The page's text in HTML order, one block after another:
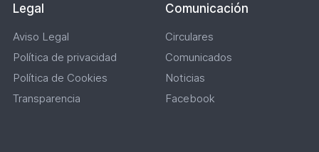
Legal
Aviso Legal
Política de privacidad
Política de Cookies
Transparencia
Comunicación
Circulares
Comunicados
Noticias
Facebook